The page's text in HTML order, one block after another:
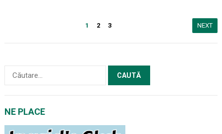
1 2 3 NEXT
Caută
după:
NE PLACE